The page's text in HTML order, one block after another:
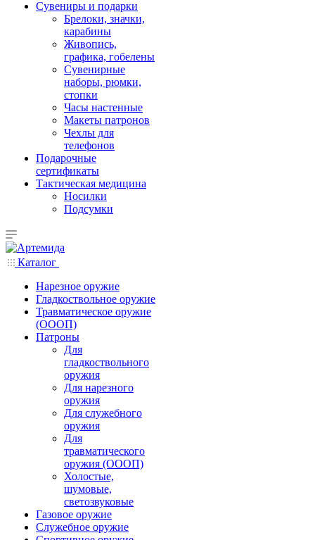
Сувениры и подарки
Брелоки, значки,
карабины
Живопись,
графика, гобелены
Сувенирные
наборы, рюмки,
стопки
Часы настенные
Макеты патронов
Чехлы для
телефонов
Подарочные
сертификаты
Тактическая медицина
Носилки
Подсумки
Каталог
Нарезное оружие
Гладкоствольное оружие
Травматическое оружие
(ОООП)
Патроны
Для
гладкоствольного
оружия
Для нарезного
оружия
Для служебного
оружия
Для
травматического
оружия (ОООП)
Холостые,
шумовые,
светозвуковые
Газовое оружие
Служебное оружие